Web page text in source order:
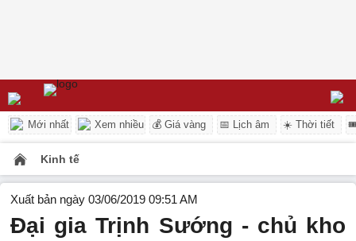
Mới nhất Xem nhiều 💰 Giá vàng 📅 Lịch âm ☀️ Thời tiết
Kinh tế
Xuất bản ngày 03/06/2019 09:51 AM
Đại gia Trịnh Sướng - chủ kho